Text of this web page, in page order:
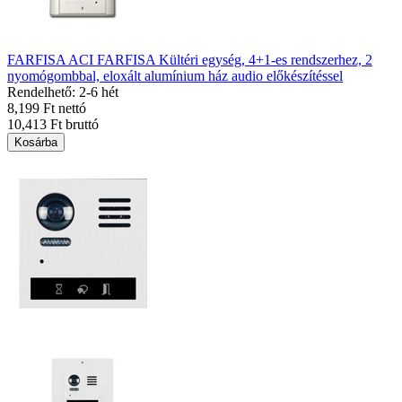
FARFISA ACI FARFISA Kültéri egység, 4+1-es rendszerhez, 2
nyomógombbal, eloxált alumínium ház audio előkészítéssel
Rendelhető: 2-6 hét
8,199 Ft nettó
10,413 Ft bruttó
Kosárba